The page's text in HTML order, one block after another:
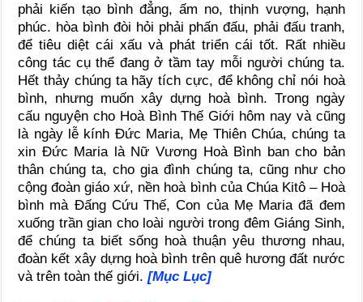
phải kiến tạo bình đẳng, ấm no, thịnh vượng, hạnh
phúc. hòa bình đòi hỏi phải phấn đấu, phải đấu tranh,
để tiêu diệt cái xấu và phát triển cái tốt. Rất nhiều
công tác cụ thể đang ở tầm tay mỗi người chúng ta.
Hết thảy chúng ta hãy tích cực, để không chỉ nói hoà
bình, nhưng muốn xây dựng hoà bình. Trong ngày
cấu nguyện cho Hoà Bình Thế Giới hôm nay và cũng
là ngày lễ kính Đức Maria, Mẹ Thiên Chúa, chúng ta
xin Đức Maria là Nữ Vương Hoà Bình ban cho bản
thân chúng ta, cho gia đình chúng ta, cũng như cho
cộng đoàn giáo xứ, nền hoà bình của Chúa Kitô – Hoà
bình mà Đấng Cứu Thế, Con của Mẹ Maria đã đem
xuống trần gian cho loài người trong đêm Giáng Sinh,
để chúng ta biết sống hoà thuận yêu thương nhau,
đoàn kết xây dựng hoà bình trên quê hương đất nước
và trên toàn thế giới. [Mục Lục]